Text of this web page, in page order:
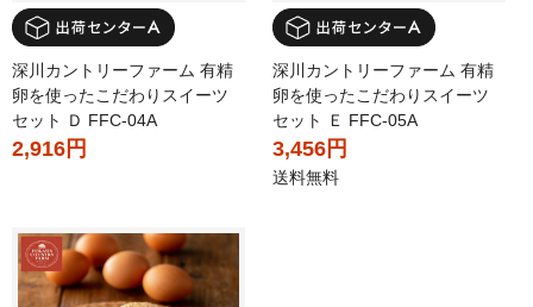
深川カントリーファーム 有精
卵を使ったこだわりスイーツ
セット Ｄ FFC-04A
2,916円
深川カントリーファーム 有精
卵を使ったこだわりスイーツ
セット Ｅ FFC-05A
3,456円
送料無料